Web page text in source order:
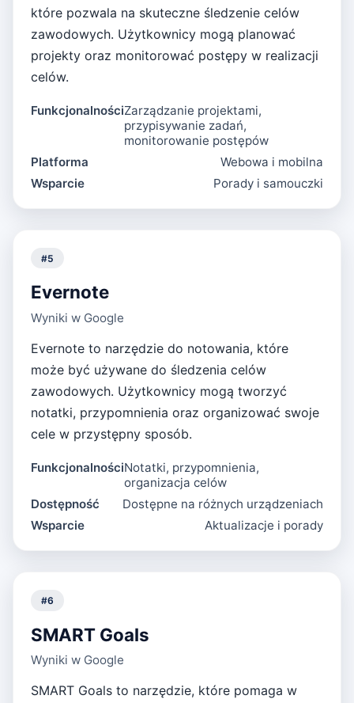
które pozwala na skuteczne śledzenie celów
zawodowych. Użytkownicy mogą planować
projekty oraz monitorować postępy w realizacji
celów.
FunkcjonalnościZarządzanie projektami,
przypisywanie zadań,
monitorowanie postępów
Platforma
Webowa i mobilna
Wsparcie
Porady i samouczki
#5
Evernote
Wyniki w Google
Evernote to narzędzie do notowania, które
może być używane do śledzenia celów
zawodowych. Użytkownicy mogą tworzyć
notatki, przypomnienia oraz organizować swoje
cele w przystępny sposób.
FunkcjonalnościNotatki, przypomnienia,
organizacja celów
Dostępność
Dostępne na różnych urządzeniach
Wsparcie
Aktualizacje i porady
#6
SMART Goals
Wyniki w Google
SMART Goals to narzędzie, które pomaga w